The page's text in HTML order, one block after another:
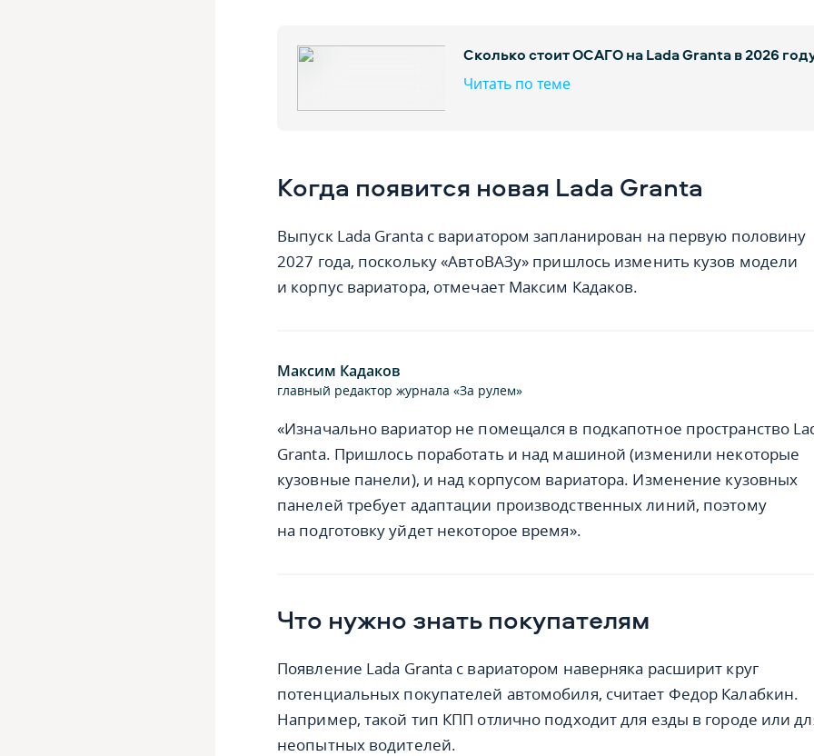
Сколько стоит ОСАГО на Lada Granta в 2026
Читать по теме
Когда появится новая Lada Granta
Выпуск Lada Granta с вариатором запланирован на первую половину
2027 года, поскольку «АвтоВАЗу» пришлось изменить кузов модели
и корпус вариатора, отмечает Максим Кадаков.
Максим Кадаков
главный редактор журнала «За рулем»
«Изначально вариатор не помещался в подкапотное пространство
Granta. Пришлось поработать и над машиной (изменили некоторые
кузовные панели), и над корпусом вариатора. Изменение кузовных
панелей требует адаптации производственных линий, поэтому
на подготовку уйдет некоторое время».
Что нужно знать покупателям
Появление Lada Granta с вариатором наверняка расширит круг
потенциальных покупателей автомобиля, считает Федор Калабкин.
Например, такой тип КПП отлично подходит для езды в городе или
неопытных водителей.